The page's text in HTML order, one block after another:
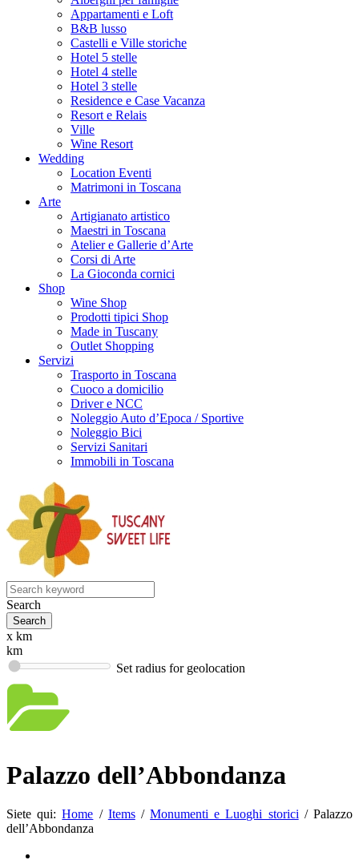
Appartamenti e Loft
B&B lusso
Castelli e Ville storiche
Hotel 5 stelle
Hotel 4 stelle
Hotel 3 stelle
Residence e Case Vacanza
Resort e Relais
Ville
Wine Resort
Wedding
Location Eventi
Matrimoni in Toscana
Arte
Artigianato artistico
Maestri in Toscana
Atelier e Gallerie d’Arte
Corsi di Arte
La Gioconda cornici
Shop
Wine Shop
Prodotti tipici Shop
Made in Tuscany
Outlet Shopping
Servizi
Trasporto in Toscana
Cuoco a domicilio
Driver e NCC
Noleggio Auto d’Epoca / Sportive
Noleggio Bici
Servizi Sanitari
Immobili in Toscana
Search
x km
km
Set radius for geolocation
Palazzo dell’Abbondanza
Siete qui: Home / Items / Monumenti e Luoghi storici / Palazzo
dell’Abbondanza